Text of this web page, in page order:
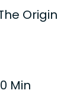
Origin
Min